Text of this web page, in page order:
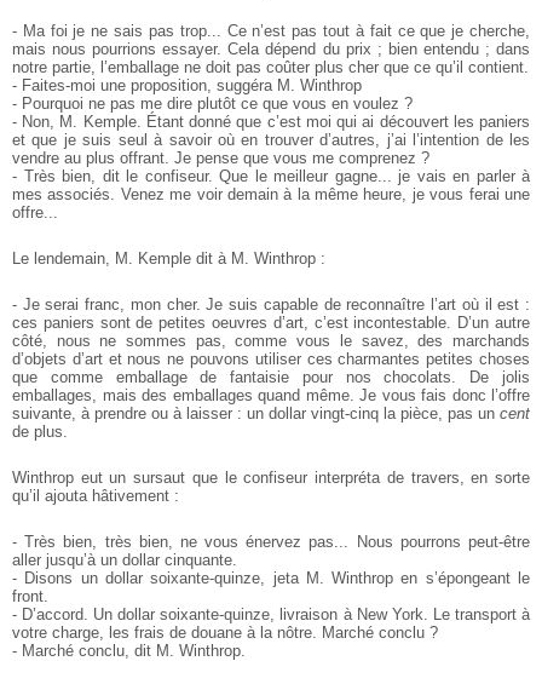
- Ma foi je ne sais pas trop... Ce n’est pas tout à fait ce que je cherche,
mais nous pourrions essayer. Cela dépend du prix ; bien entendu ; dans
notre partie, l’emballage ne doit pas coûter plus cher que ce qu’il contient.
- Faites-moi une proposition, suggéra M. Winthrop
- Pourquoi ne pas me dire plutôt ce que vous en voulez ?
- Non, M. Kemple. Étant donné que c’est moi qui ai découvert les paniers
et que je suis seul à savoir où en trouver d’autres, j’ai l’intention de les
vendre au plus offrant. Je pense que vous me comprenez ?
- Très bien, dit le confiseur. Que le meilleur gagne... je vais en parler à
mes associés. Venez me voir demain à la même heure, je vous ferai une
offre...
Le lendemain, M. Kemple dit à M. Winthrop :
- Je serai franc, mon cher. Je suis capable de reconnaître l’art où il est :
ces paniers sont de petites oeuvres d’art, c’est incontestable. D’un autre
côté, nous ne sommes pas, comme vous le savez, des marchands
d’objets d’art et nous ne pouvons utiliser ces charmantes petites choses
que comme emballage de fantaisie pour nos chocolats. De jolis
emballages, mais des emballages quand même. Je vous fais donc l’offre
suivante, à prendre ou à laisser : un dollar vingt-cinq la pièce, pas un cent
de plus.
Winthrop eut un sursaut que le confiseur interpréta de travers, en sorte
qu’il ajouta hâtivement :
- Très bien, très bien, ne vous énervez pas... Nous pourrons peut-être
aller jusqu’à un dollar cinquante.
- Disons un dollar soixante-quinze, jeta M. Winthrop en s’épongeant le
front.
- D’accord. Un dollar soixante-quinze, livraison à New York. Le transport à
votre charge, les frais de douane à la nôtre. Marché conclu ?
- Marché conclu, dit M. Winthrop.